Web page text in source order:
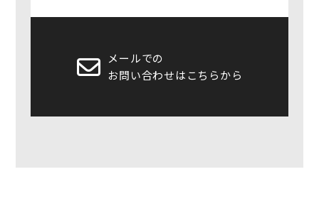
メールでの
お問い合わせはこちらから